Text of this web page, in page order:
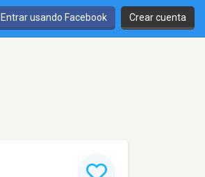
Entrar usando Facebook Crear cuenta